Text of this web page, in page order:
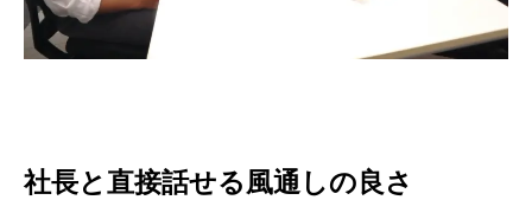
社長と直接話せる風通しの良さ